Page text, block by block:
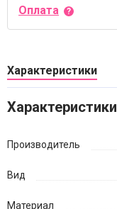
Оплата
Характеристики
Характеристики
Производитель
Вид
Материал